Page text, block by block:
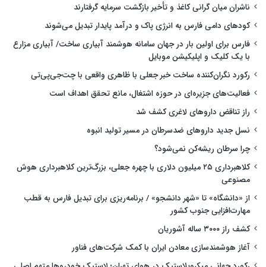
ناشران میان گرانی کاغذ و تأخیر بازگشت سرمایه گرفتارند
کودهای دامی فارس به انرژی پاک و درآمد پایدار تبدیل می‌شوند
فارس برای اولین بار در جهان سامانه هوشمند آبیاری ساخت/ آبیاری مزارع
با یک کلیک و اپلیکیشن موبایل
رکورد نگران‌کننده ساخت خبر جعلی با ظاهری واقعی با چت‌جی‌پی‌تی
فعالیت‌های جزیره‌ای در حوزه اشتغال، مانع تحقق اهداف است
راز تناقض داروهای لاغری کشف شد
نسل جدید داروهای ضدسرطان در مسیر تولید انبوه
چرا سرطان ریشه‌کن نمی‌شود؟
کلاهبرداری ۲۵ میلیون دلاری با چهره جعلی، بزرگ‌ترین کلاهبرداری هوش
مصنوعی
از «دانشگاه» تا «شهر دانشجو» / برنامه‌ریزی برای تبدیل فارس به قطب
مهارت‌افزایی جنوب کشور
کشف راز ۳۰۰۰ ساله آشوریان
آغاز هوشمندسازی معادن ایران با کمک شرکت‌های فناور